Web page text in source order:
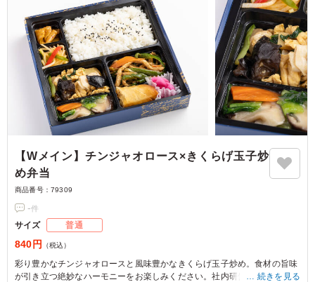
【Wメイン】チンジャオロース×きくらげ玉子炒
め弁当
商品番号： 79309
-件
サイズ 普通
840円 （税込）
彩り豊かなチンジャオロースと風味豊かなきくらげ玉子炒め。食材の旨味
が引き立つ絶妙なハーモニーをお楽しみください。社内研修や会議にぴっ
続きを見る